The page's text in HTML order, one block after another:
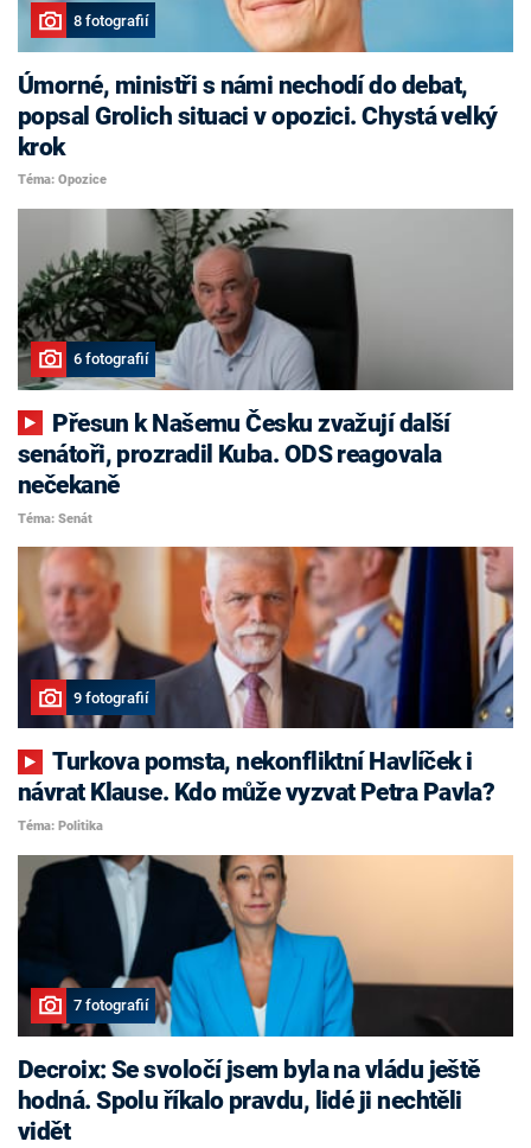
8 fotografií
Úmorné, ministři s námi nechodí do debat,
popsal Grolich situaci v opozici. Chystá velký
krok
Téma: Opozice
6 fotografií
senátoři, prozradil Kuba. ODS reagovala
nečekaně
Téma: Senát
9 fotografií
Turkova pomsta, nekonfliktní Havlíček i
návrat Klause. Kdo může vyzvat Petra Pavla?
Téma: Politika
7 fotografií
Decroix: Se svoločí jsem byla na vládu ještě
hodná. Spolu říkalo pravdu, lidé ji nechtěli
vidět